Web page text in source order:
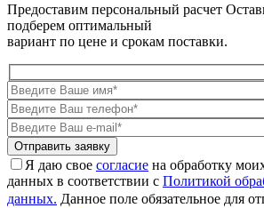
Предоставим персональный расчет
подберем оптимальный
вариант по цене и срокам поставки.
Я даю свое согласие на обработку
данных в соответствии с Политикой
данных. Данное поле обязательное для